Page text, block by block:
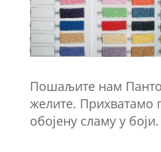
Пошаљите нам
желите. Прихватамо
обојену сламу у боји.